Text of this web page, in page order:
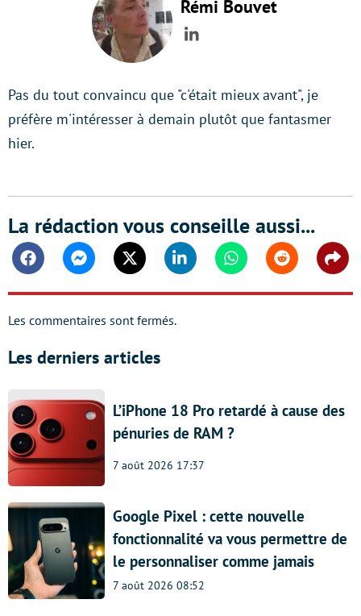
Rémi Bouvet
LinkedIn
Pas du tout convaincu que "c'était mieux avant", je
préfère m'intéresser à demain plutôt que fantasmer
hier.
La rédaction vous conseille aussi...
FacebookMessengerTwitter Linkedin WhatsappReddit
Les commentaires sont fermés.
Les derniers articles
L’iPhone 18 Pro retardé à cause des
pénuries de RAM ?
7 août 2026 17:37
Google Pixel : cette nouvelle
fonctionnalité va vous permettre de
le personnaliser comme jamais
7 août 2026 08:52